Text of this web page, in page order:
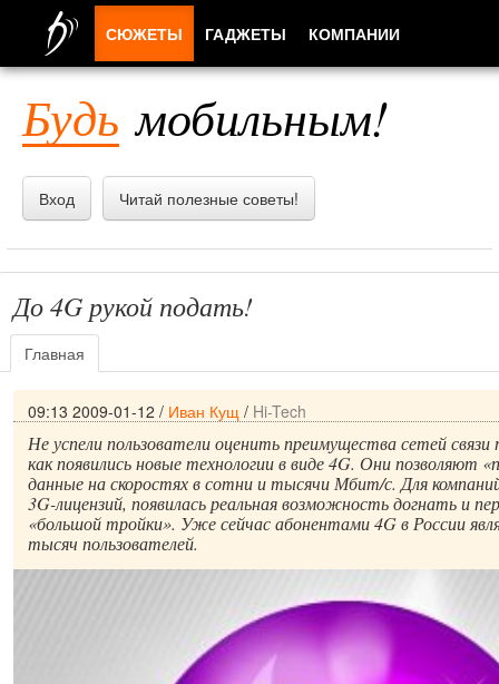
Будь мобильным!
Вход Читай полезные советы!
До 4G рукой подать!
Главная
09:13 2009-01-12 / Иван Кущ / Hi-Tech
Не успели пользователи оценить преимущества сетей связи
как появились новые технологии в виде 4G. Они позволяют
данные на скоростях в сотни и тысячи Мбит/с. Для
3G-лицензий, появилась реальная возможность догнать и
«большой тройки». Уже сейчас абонентами 4G в России
тысяч пользователей.
СЮЖЕТЫ ГАДЖЕТЫ КОМПАНИИ
ПРИЛОЖЕНИЯ